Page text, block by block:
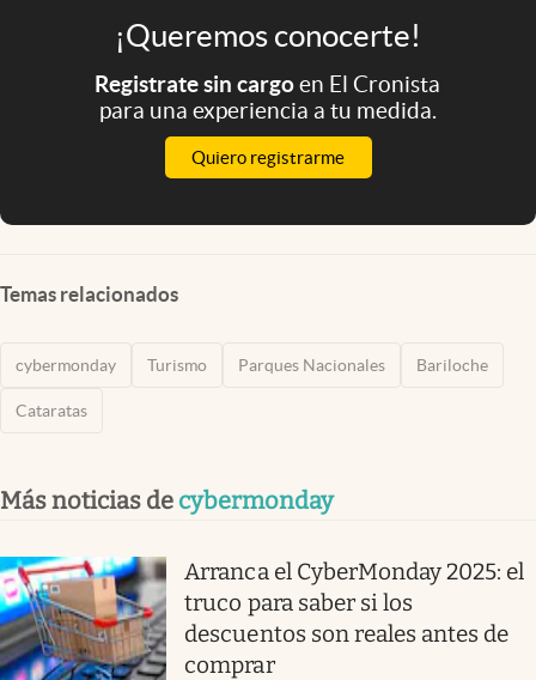
¡Queremos conocerte!
Registrate sin cargoen El Cronista
para una experiencia a tu medida.
Quiero registrarme
Temas relacionados
cybermonday Turismo Parques Nacionales Bariloche
Cataratas
Más noticias de cybermonday
Arranca el CyberMonday 2025: el
truco para saber si los
descuentos son reales antes de
comprar